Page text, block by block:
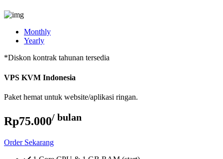
Monthly
Yearly
*Diskon kontrak tahunan tersedia
VPS KVM Indonesia
Paket hemat untuk website/aplikasi ringan.
Rp75.000/ bulan
Order Sekarang